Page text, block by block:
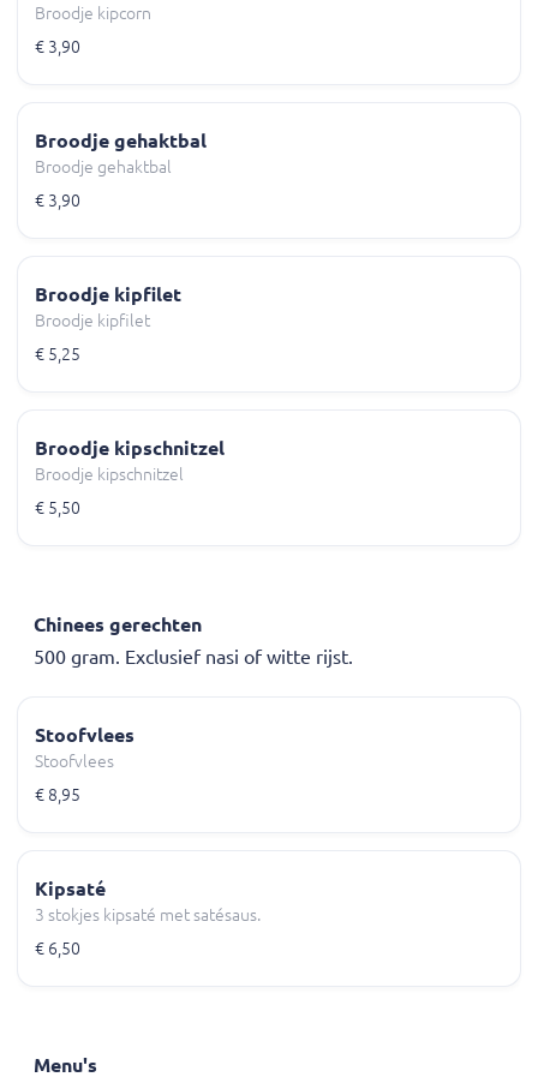
Broodje kipcorn
€ 3,90
Broodje gehaktbal
Broodje gehaktbal
€ 3,90
Broodje kipfilet
Broodje kipfilet
€ 5,25
Broodje kipschnitzel
Broodje kipschnitzel
€ 5,50
Chinees gerechten
500 gram. Exclusief nasi of witte rijst.
Stoofvlees
Stoofvlees
€ 8,95
Kipsaté
3 stokjes kipsaté met satésaus.
€ 6,50
Menu's